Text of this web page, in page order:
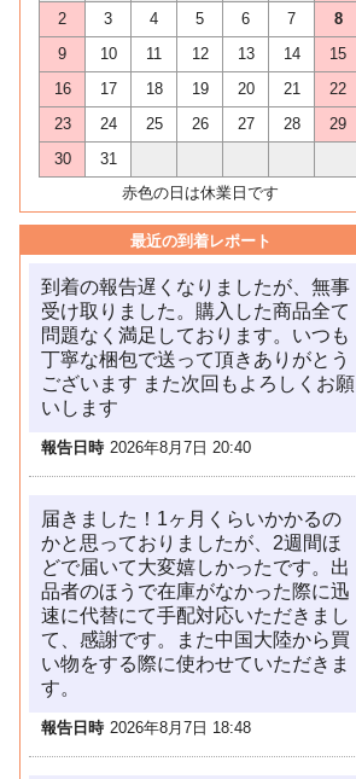
2
3 4 5 6 7
8
9
10 11 12 13 14
15
16
17 18 19 20 21
22
23
24 25 26 27 28
29
30
31
赤色の日は休業日です
最近の到着レポート
到着の報告遅くなりましたが、無事
受け取りました。購入した商品全て
問題なく満足しております。いつも
丁寧な梱包で送って頂きありがとう
ございます また次回もよろしくお願
いします
報告日時 2026年8月7日 20:40
届きました！1ヶ月くらいかかるの
かと思っておりましたが、2週間ほ
どで届いて大変嬉しかったです。出
品者のほうで在庫がなかった際に迅
速に代替にて手配対応いただきまし
て、感謝です。また中国大陸から買
い物をする際に使わせていただきま
す。
報告日時 2026年8月7日 18:48